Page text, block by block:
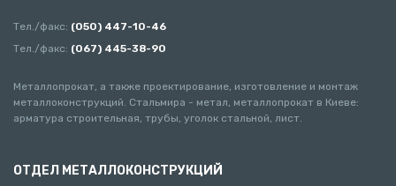
Тел./факс: (050) 447-10-46
Тел./факс: (067) 445-38-90
Металлопрокат, а также проектирование, изготовление и монтаж
металлоконструкций. Стальмира - метал, металлопрокат в Киеве:
арматура строительная, трубы, уголок стальной, лист.
ОТДЕЛ МЕТАЛЛОКОНСТРУКЦИЙ